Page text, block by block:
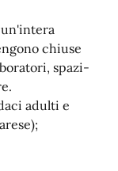
un'intera
chiuse
spazi-
adulti e